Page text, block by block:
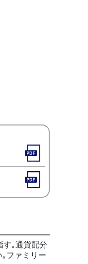
す｡通貨配分
ファミリー